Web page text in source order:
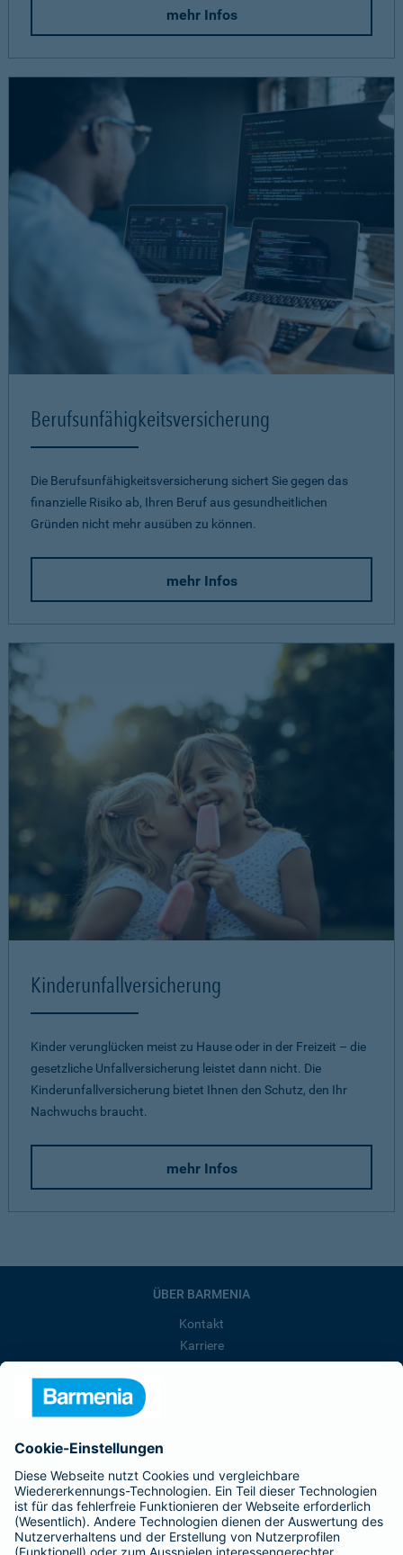
mehr Infos
Berufsunfähigkeits­versicherung
Die Berufsunfähigkeitsversicherung sichert Sie gegen das
finanzielle Risiko ab, Ihren Beruf aus gesundheitlichen
Gründen nicht mehr ausüben zu können.
mehr Infos
Kinderunfallversicherung
Kinder verunglücken meist zu Hause oder in der Freizeit – die
gesetzliche Unfallversicherung leistet dann nicht. Die
Kinderunfallversicherung bietet Ihnen den Schutz, den Ihr
Nachwuchs braucht.
mehr Infos
ÜBER BARMENIA
Kontakt
Karriere
Barmenia ist Teil der BarmeniaGothaer
BELIEBTE SEITEN
Kranken-Zusatzversicherung
Tierversicherungen